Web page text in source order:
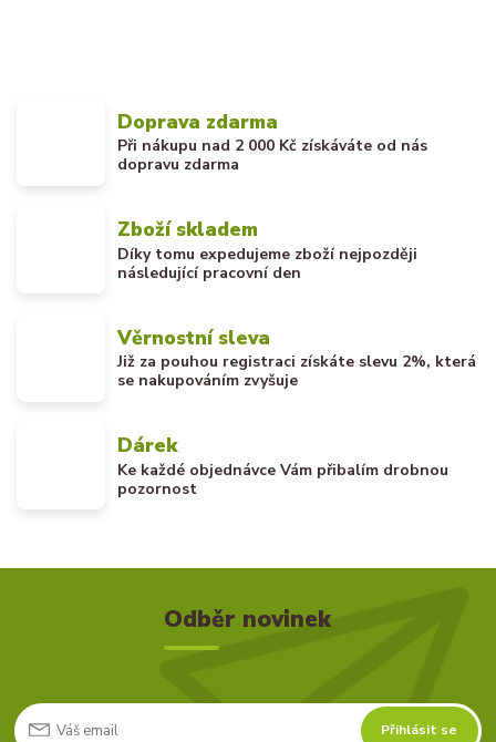
Doprava zdarma
Při nákupu nad 2 000 Kč získáváte od nás
dopravu zdarma
Zboží skladem
Díky tomu expedujeme zboží nejpozději
následující pracovní den
Věrnostní sleva
Již za pouhou registraci získáte slevu 2%, která
se nakupováním zvyšuje
Dárek
Ke každé objednávce Vám přibalím drobnou
pozornost
Odběr novinek
Přihlásit se